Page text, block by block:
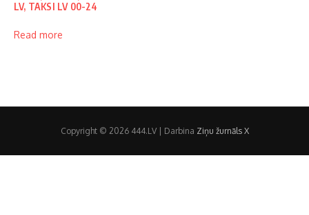
LV, TAKSI LV 00-24
Read more
Copyright © 2026 444.LV | Darbina Ziņu žurnāls X